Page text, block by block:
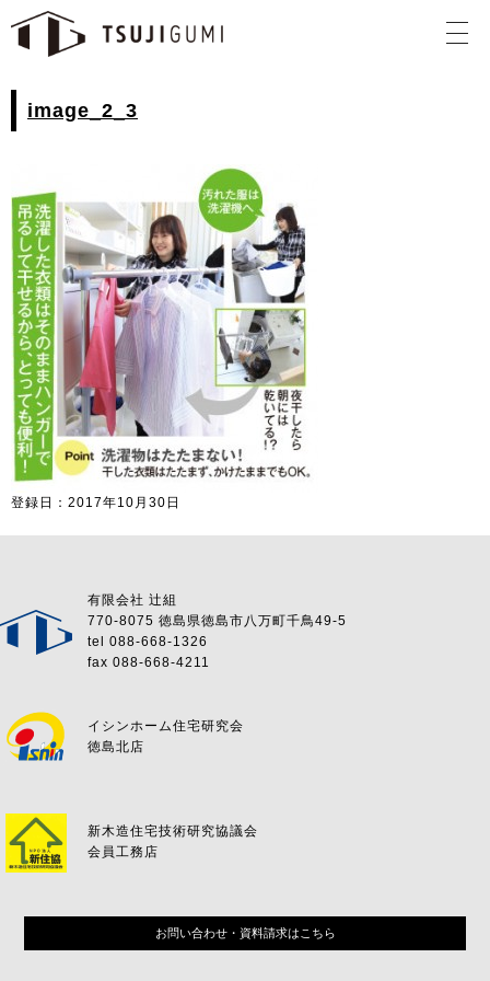
image_2_3
登録日：2017年10月30日
有限会社 辻組
770-8075 徳島県徳島市八万町千鳥49-5
tel 088-668-1326
fax 088-668-4211
イシンホーム住宅研究会
徳島北店
新木造住宅技術研究協議会
会員工務店
お問い合わせ・資料請求はこちら